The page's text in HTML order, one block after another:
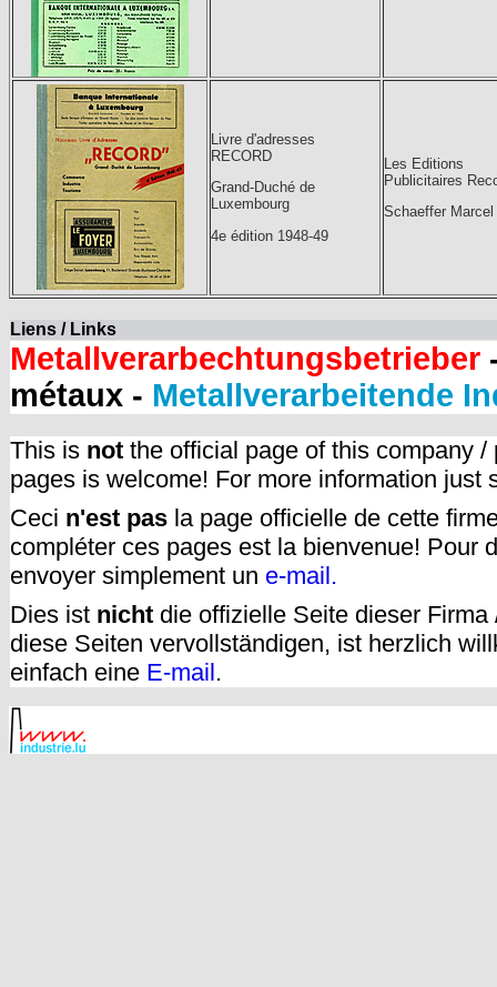
Livre d'adresses
RECORD
Grand-Duché de
Luxembourg
4e édition 1948-49
Les Editions
Publicitaires
Schaeffer Marcel
Liens / Links
Metallverarbechtungsbetrieber
métaux - Metallverarbeitende
This is not the official page of this company
pages is welcome! For more information just
Ceci n'est pas la page officielle de cette
compléter ces pages est la bienvenue! Pour
envoyer simplement un e-mail.
Dies ist nicht die offizielle Seite dieser
diese Seiten vervollständigen, ist herzlich
einfach eine E-mail.